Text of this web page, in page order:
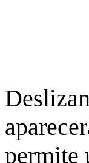
permite